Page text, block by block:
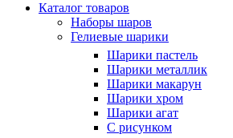
Каталог товаров
Наборы шаров
Гелиевые шарики
Шарики пастель
Шарики металлик
Шарики макарун
Шарики хром
Шарики агат
С рисунком